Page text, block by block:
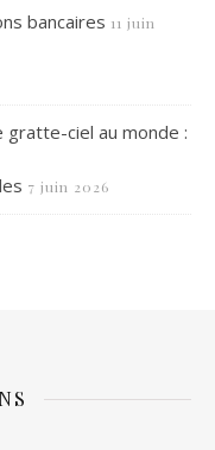
bancaires 11 juin
gratte-ciel au monde :
7 juin 2026